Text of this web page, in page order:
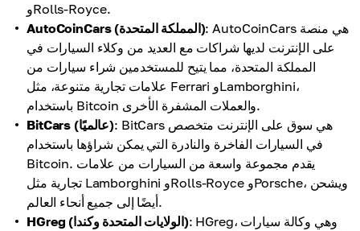
وRolls-Royce.
AutoCoinCars (المملكة المتحدة): AutoCoinCars هي منصة
على الإنترنت لديها شراكات مع العديد من وكلاء السيارات في
المملكة المتحدة، مما يتيح للمستخدمين شراء سيارات من
علامات تجارية متنوعة، مثل Ferrari وLamborghini،
باستخدام Bitcoin والعملات المشفرة الأخرى.
BitCars (عالميًا): BitCars هي سوق على الإنترنت متخصص
في السيارات الفاخرة والنادرة التي يمكن شراؤها باستخدام
Bitcoin. يقدم مجموعة واسعة من السيارات من علامات
تجارية مثل Lamborghini وRolls-Royce وPorsche، ويشحن
أيضًا إلى جميع أنحاء العالم.
HGreg (الولايات المتحدة وكندا): HGreg، وهي وكالة سيارات